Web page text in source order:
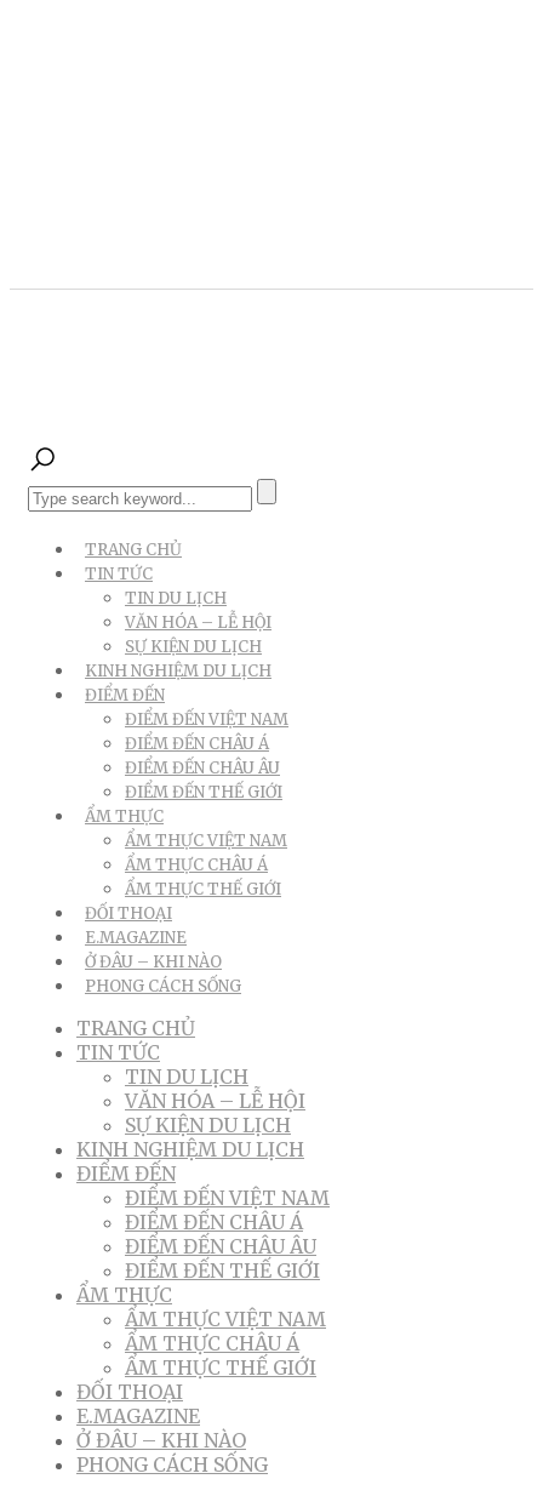
TRANG CHỦ
TIN TỨC
TIN DU LỊCH
VĂN HÓA – LỄ HỘI
SỰ KIỆN DU LỊCH
KINH NGHIỆM DU LỊCH
ĐIỂM ĐẾN
ĐIỂM ĐẾN VIỆT NAM
ĐIỂM ĐẾN CHÂU Á
ĐIỂM ĐẾN CHÂU ÂU
ĐIỂM ĐẾN THẾ GIỚI
ẨM THỰC
ẨM THỰC VIỆT NAM
ẨM THỰC CHÂU Á
ẨM THỰC THẾ GIỚI
ĐỐI THOẠI
E.MAGAZINE
Ở ĐÂU – KHI NÀO
PHONG CÁCH SỐNG
TRANG CHỦ
TIN TỨC
TIN DU LỊCH
VĂN HÓA – LỄ HỘI
SỰ KIỆN DU LỊCH
KINH NGHIỆM DU LỊCH
ĐIỂM ĐẾN
ĐIỂM ĐẾN VIỆT NAM
ĐIỂM ĐẾN CHÂU Á
ĐIỂM ĐẾN CHÂU ÂU
ĐIỂM ĐẾN THẾ GIỚI
ẨM THỰC
ẨM THỰC VIỆT NAM
ẨM THỰC CHÂU Á
ẨM THỰC THẾ GIỚI
ĐỐI THOẠI
E.MAGAZINE
Ở ĐÂU – KHI NÀO
PHONG CÁCH SỐNG